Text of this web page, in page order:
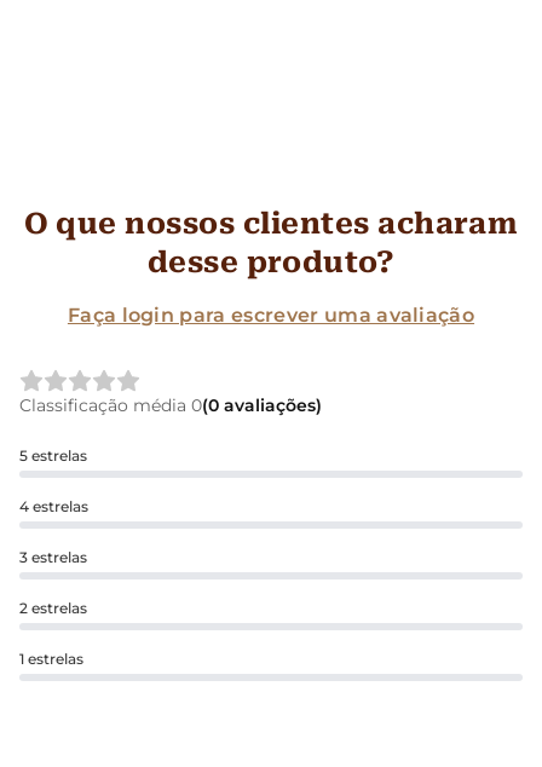
O que nossos clientes acharam
desse produto?
Faça login para escrever uma avaliação
Classificação média 0(0 avaliações)
5 estrelas
4 estrelas
3 estrelas
2 estrelas
1 estrelas